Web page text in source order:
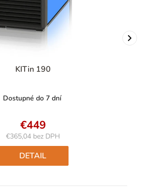
KITin 190
Dostupné do 7 dní
€449
€365,04 bez DPH
Jednotková
cena:
DETAIL